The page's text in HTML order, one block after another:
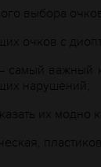
выбора очков
очков с
самый
нарушений;
их